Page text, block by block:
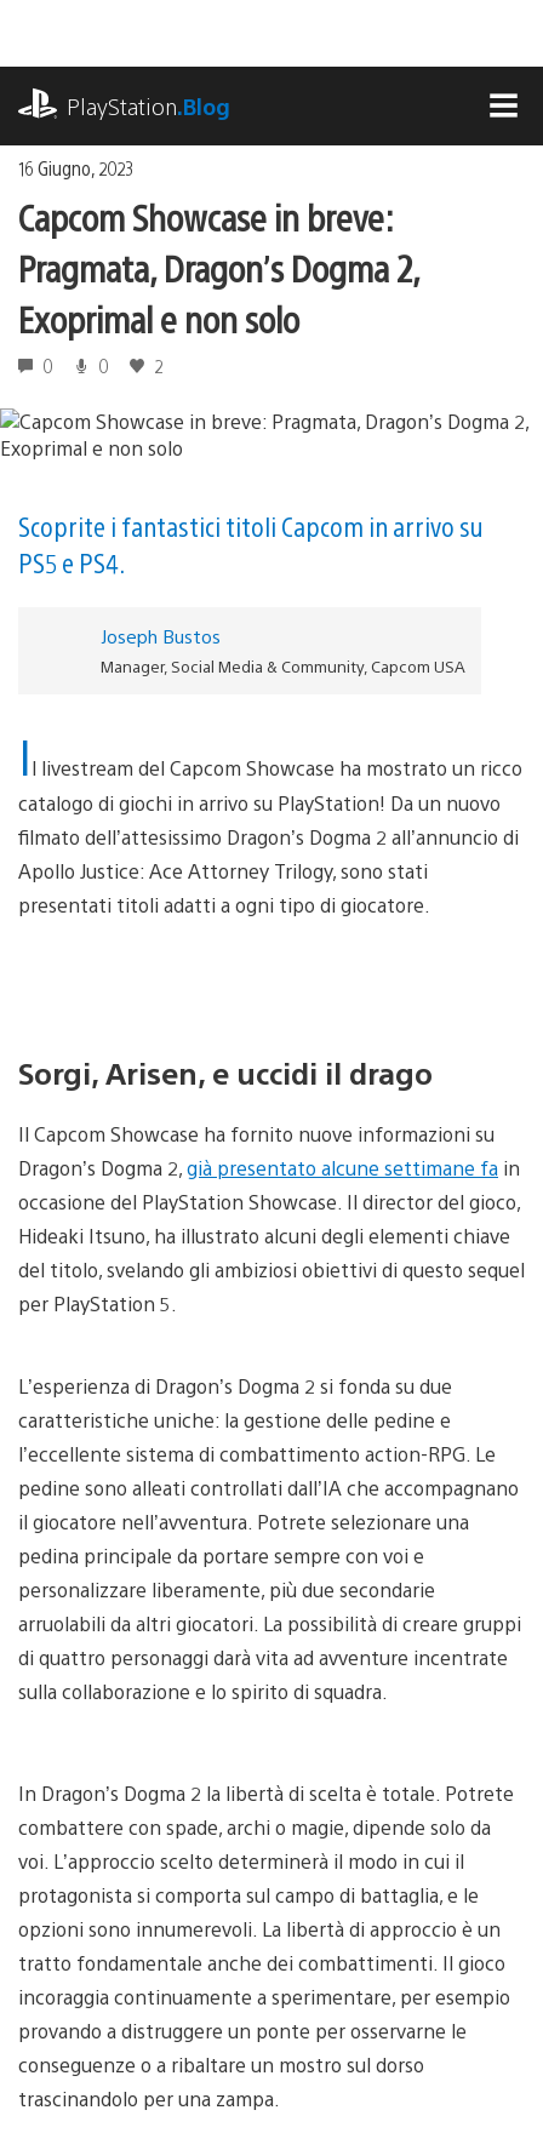
contenuto
PlayStation.Blog
16 Giugno, 2023
Capcom Showcase in breve:
Pragmata, Dragon’s Dogma 2,
Exoprimal e non solo
0 0 2
Scoprite i fantastici titoli Capcom in arrivo su
PS5 e PS4.
Joseph Bustos
Manager, Social Media & Community, Capcom USA
Il livestream del Capcom Showcase ha mostrato un ricco
catalogo di giochi in arrivo su PlayStation! Da un nuovo
filmato dell’attesissimo Dragon’s Dogma 2 all’annuncio di
Apollo Justice: Ace Attorney Trilogy, sono stati
presentati titoli adatti a ogni tipo di giocatore.
Sorgi, Arisen, e uccidi il drago
Il Capcom Showcase ha fornito nuove informazioni su
Dragon’s Dogma 2,già presentato alcune settimane fa in
occasione del PlayStation Showcase. Il director del gioco,
Hideaki Itsuno, ha illustrato alcuni degli elementi chiave
del titolo, svelando gli ambiziosi obiettivi di questo sequel
per PlayStation 5.
L’esperienza di Dragon’s Dogma 2 si fonda su due
caratteristiche uniche: la gestione delle pedine e
l’eccellente sistema di combattimento action-RPG. Le
pedine sono alleati controllati dall’IA che accompagnano
il giocatore nell’avventura. Potrete selezionare una
pedina principale da portare sempre con voi e
personalizzare liberamente, più due secondarie
arruolabili da altri giocatori. La possibilità di creare gruppi
di quattro personaggi darà vita ad avventure incentrate
sulla collaborazione e lo spirito di squadra.
In Dragon’s Dogma 2 la libertà di scelta è totale. Potrete
combattere con spade, archi o magie, dipende solo da
voi. L’approccio scelto determinerà il modo in cui il
protagonista si comporta sul campo di battaglia, e le
opzioni sono innumerevoli. La libertà di approccio è un
tratto fondamentale anche dei combattimenti. Il gioco
incoraggia continuamente a sperimentare, per esempio
provando a distruggere un ponte per osservarne le
conseguenze o a ribaltare un mostro sul dorso
trascinandolo per una zampa.